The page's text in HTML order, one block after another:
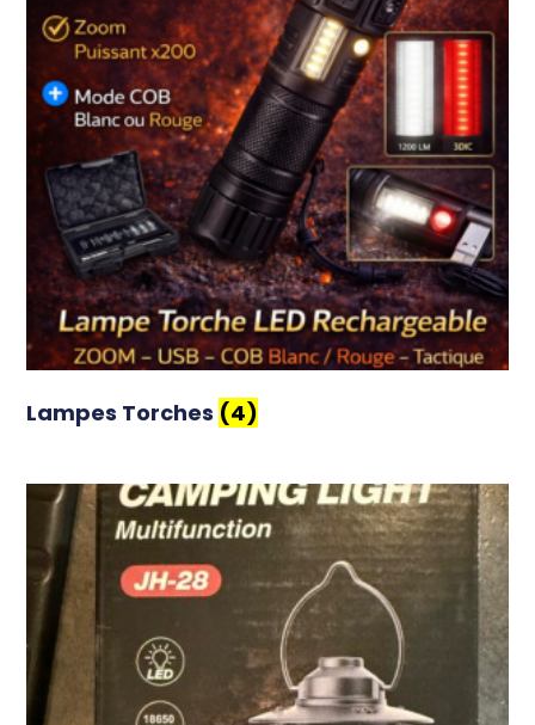
Lampes Torches (4)